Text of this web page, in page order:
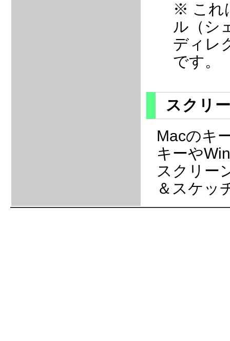
※ これ
ル（シ
ディレ
です。
スクリ
Macのキ
キーや
スクリー
＆スケッ